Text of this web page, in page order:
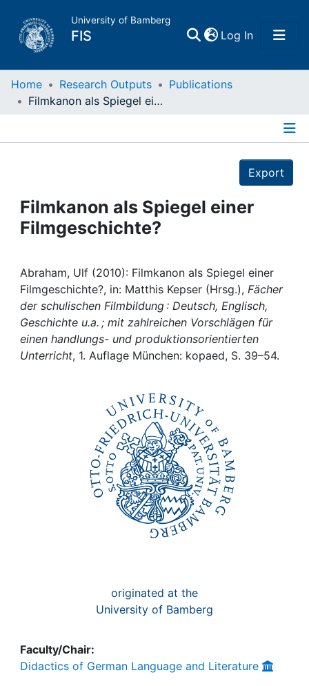
University of Bamberg
FIS Log In(current)
Home
Projects
People
Institutions
Awards
My FIS
Home Research Outputs
Publications
Filmkanon als Spiegel einer Filmgeschichte?
Export
Filmkanon als Spiegel einer
Filmgeschichte?
Abraham, Ulf (2010): Filmkanon als Spiegel einer
Filmgeschichte?, in: Matthis Kepser (Hrsg.), Fächer
der schulischen Filmbildung : Deutsch, Englisch,
Geschichte u.a. ; mit zahlreichen Vorschlägen für
einen handlungs- und produktionsorientierten
Unterricht, 1. Auflage München: kopaed, S. 39–54.
originated at the
University of Bamberg
Faculty/Chair:
Didactics of German Language and Literature